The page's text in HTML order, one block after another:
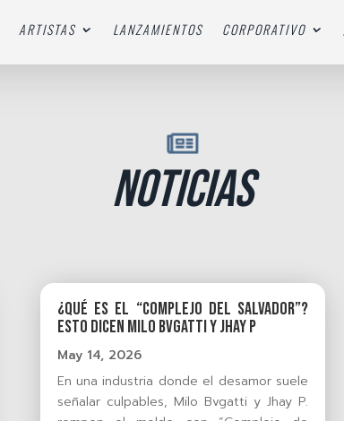
ARTISTAS LANZAMIENTOS CORPORATIVO

NOTICIAS
¿Qué es el “Complejo del Salvador”?
esto dicen Milo Bvgatti y Jhay P
May 14, 2026
En una industria donde el desamor suele
señalar culpables, Milo Bvgatti y Jhay P.